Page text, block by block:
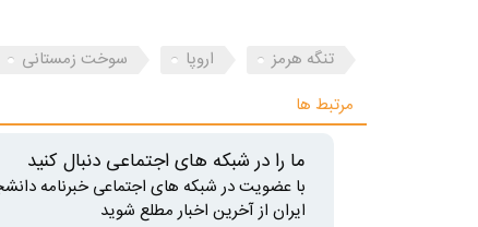
تنگه هرمز اروپا
سوخت زمستانی
مرتبط ها
ما را در شبکه های اجتماعی دنبال کنید
با عضویت در شبکه های اجتماعی خبرنامه
ایران از آخرین اخبار مطلع شوید